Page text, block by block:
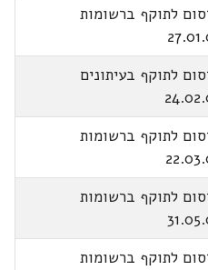
לתוקף ברשומות
לתוקף בעיתונים
לתוקף ברשומות
לתוקף ברשומות
לתוקף ברשומות